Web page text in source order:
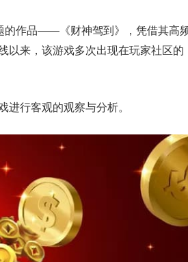
的作品——《财神驾到》，凭借其高
以来，该游戏多次出现在玩家社区的
进行客观的观察与分析。